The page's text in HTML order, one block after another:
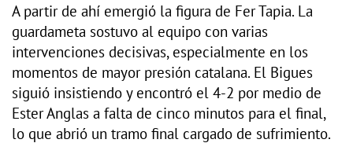
A partir de ahí emergió la figura de Fer Tapia. La
guardameta sostuvo al equipo con varias
intervenciones decisivas, especialmente en los
momentos de mayor presión catalana. El Bigues
siguió insistiendo y encontró el 4-2 por medio de
Ester Anglas a falta de cinco minutos para el final,
lo que abrió un tramo final cargado de sufrimiento.